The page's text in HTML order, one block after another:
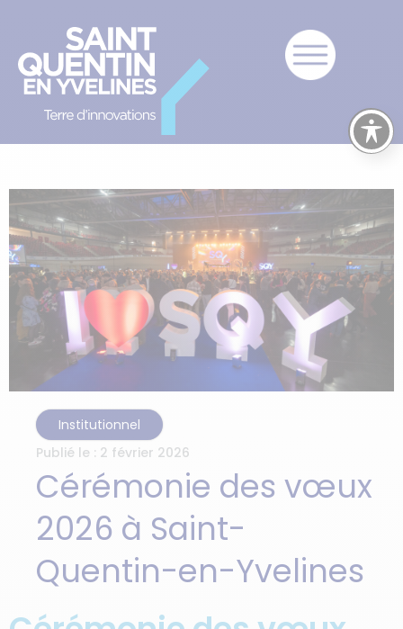
Institutionnel
Publié le : 2 février 2026
Cérémonie des vœux
2026 à Saint-
Quentin-en-Yvelines